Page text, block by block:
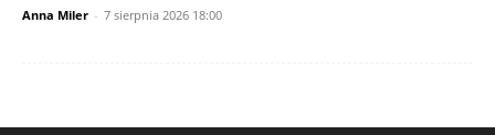
Anna Miler - 7 sierpnia 2026 18:00